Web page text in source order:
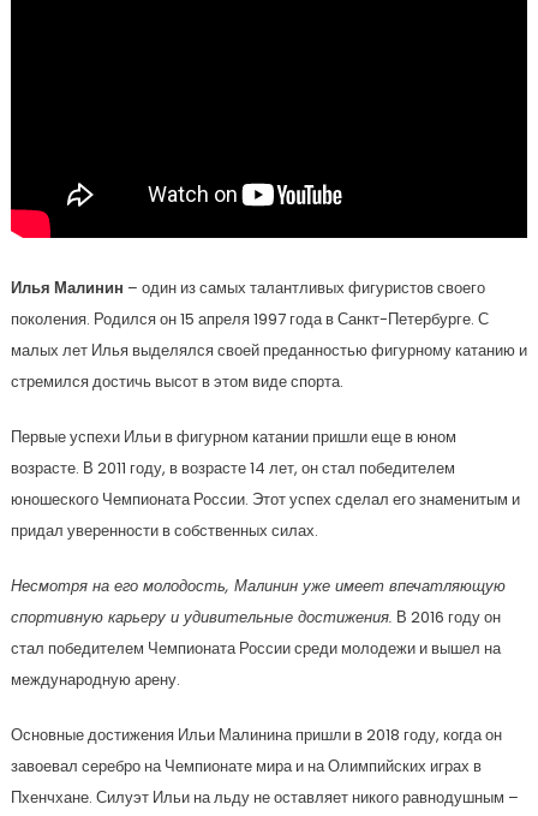
Илья Малинин – один из самых талантливых фигуристов своего
поколения. Родился он 15 апреля 1997 года в Санкт-Петербурге. С
малых лет Илья выделялся своей преданностью фигурному катанию и
стремился достичь высот в этом виде спорта.
Первые успехи Ильи в фигурном катании пришли еще в юном
возрасте. В 2011 году, в возрасте 14 лет, он стал победителем
юношеского Чемпионата России. Этот успех сделал его знаменитым и
придал уверенности в собственных силах.
Несмотря на его молодость, Малинин уже имеет впечатляющую
спортивную карьеру и удивительные достижения. В 2016 году он
стал победителем Чемпионата России среди молодежи и вышел на
международную арену.
Основные достижения Ильи Малинина пришли в 2018 году, когда он
завоевал серебро на Чемпионате мира и на Олимпийских играх в
Пхенчхане. Силуэт Ильи на льду не оставляет никого равнодушным –